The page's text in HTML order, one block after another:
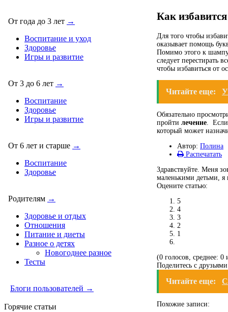
От года до 3 лет →
Воспитание и уход
Здоровье
Игры и развитие
От 3 до 6 лет →
Воспитание
Здоровье
Игры и развитие
От 6 лет и старше →
Воспитание
Здоровье
Родителям →
Здоровье и отдых
Отношения
Питание и диеты
Разное о детях
Новогоднее разное
Тесты
Блоги пользователей →
Горячие статьи
Как
Для того чтобы
оказывает помощь
Помимо этого к
следует перестирать
чтобы избавиться от
Читайте еще:
Обязательно
пройти лечение .
который может
Автор: Полина
Распечатать
Здравствуйте. Меня
маленькими детьми, я
Оцените статью:
5
4
3
2
1
(0 голосов, среднее: 0
Поделитесь с
Читайте еще:
Похожие записи: